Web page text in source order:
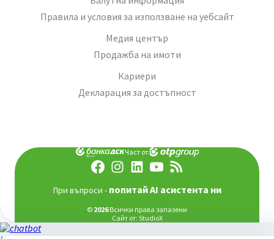
Правила и условия за използване на уебсайт
Медия център
Продажба на имоти
Кариери
Декларация за достъпност
Част от:
При въпроси - попитай AI асистента ни
© 2026Всички права запазени
Сайт от: StudioX